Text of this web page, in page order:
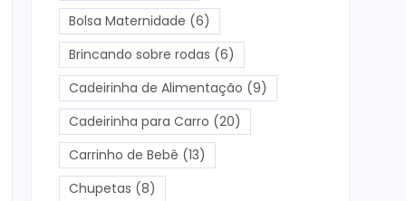
Bolsa Maternidade (6)
Brincando sobre rodas (6)
Cadeirinha de Alimentação (9)
Cadeirinha para Carro (20)
Carrinho de Bebê (13)
Chupetas (8)